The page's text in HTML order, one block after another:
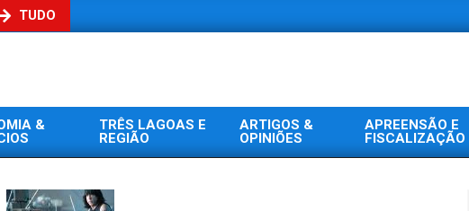
TUDO
&
TRÊS LAGOAS E
REGIÃO
ARTIGOS &
OPINIÕES
APREENSÃO E
FISCALIZAÇÃO